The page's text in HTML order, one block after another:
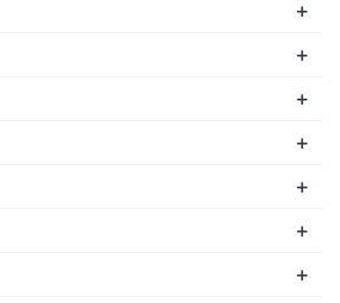
+
+
+
+
+
+
+